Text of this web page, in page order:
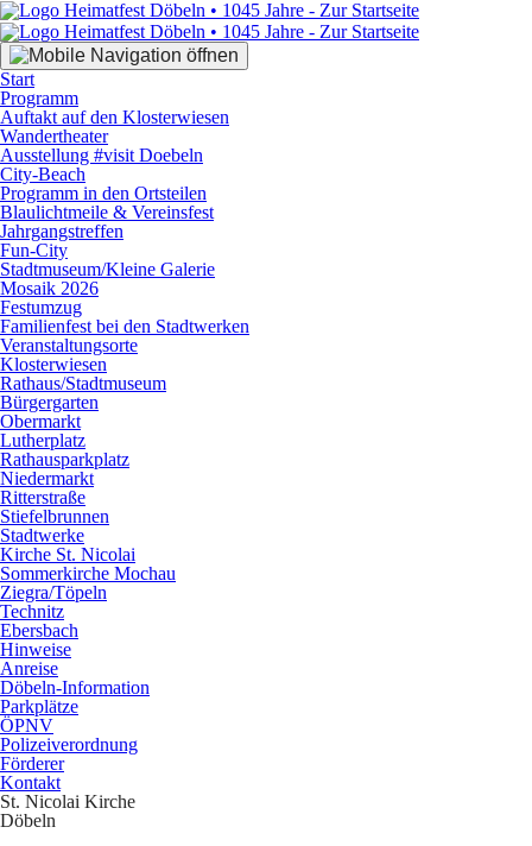
Start
Programm
Auftakt auf den Klosterwiesen
Wandertheater
Ausstellung #visit Doebeln
City-Beach
Programm in den Ortsteilen
Blaulichtmeile & Vereinsfest
Jahrgangstreffen
Fun-City
Stadtmuseum/Kleine Galerie
Mosaik 2026
Festumzug
Familienfest bei den Stadtwerken
Veranstaltungsorte
Klosterwiesen
Rathaus/Stadtmuseum
Bürgergarten
Obermarkt
Lutherplatz
Rathausparkplatz
Niedermarkt
Ritterstraße
Stiefelbrunnen
Stadtwerke
Kirche St. Nicolai
Sommerkirche Mochau
Ziegra/Töpeln
Technitz
Ebersbach
Hinweise
Anreise
Döbeln-Information
Parkplätze
ÖPNV
Polizeiverordnung
Förderer
Kontakt
St. Nicolai Kirche
Döbeln